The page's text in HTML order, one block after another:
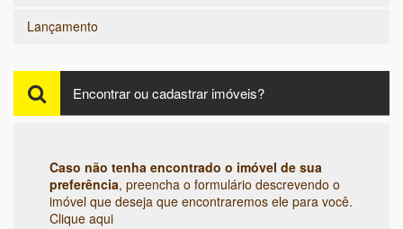
Lançamento
Encontrar ou cadastrar imóveis?
Caso não tenha encontrado o imóvel de sua
preferência, preencha o formulário descrevendo o
imóvel que deseja que encontraremos ele para você.
Clique aqui